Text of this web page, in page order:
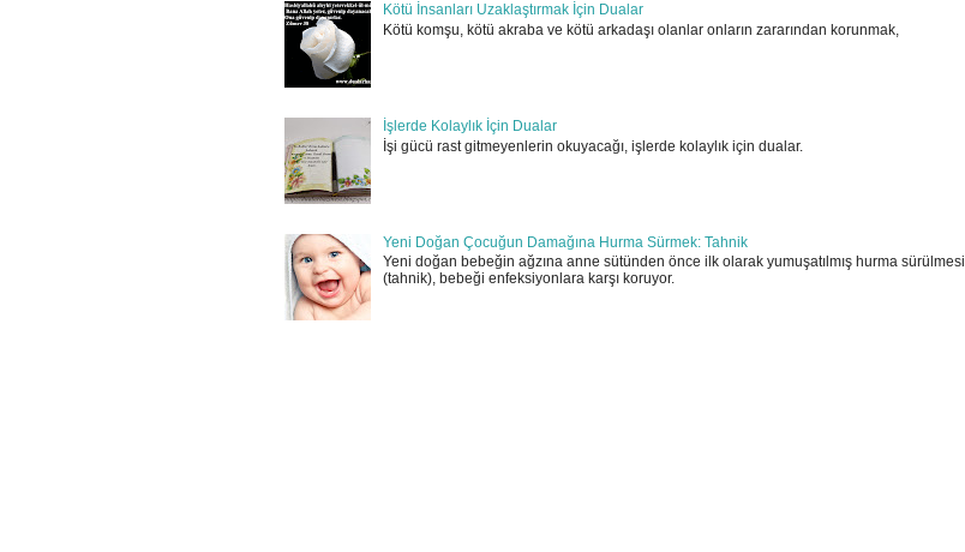
Kötü İnsanları Uzaklaştırmak İçin Dualar
Kötü komşu, kötü akraba ve kötü arkadaşı olanlar onların zararından korunmak,
İşlerde Kolaylık İçin Dualar
İşi gücü rast gitmeyenlerin okuyacağı, işlerde kolaylık için dualar.
Yeni Doğan Çocuğun Damağına Hurma Sürmek: Tahnik
Yeni doğan bebeğin ağzına anne sütünden önce ilk olarak yumuşatılmış hurma sürülmesi
(tahnik), bebeği enfeksiyonlara karşı koruyor.